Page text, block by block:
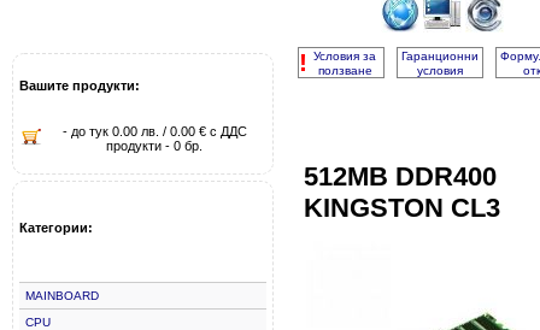
Вашите продукти:
- до тук 0.00 лв. / 0.00 € с ДДС
продукти - 0 бр.
Категории:
MAINBOARD
CPU
!
Условия за
ползване
Гаранционни
условия
512MB DDR400
KINGSTON CL3